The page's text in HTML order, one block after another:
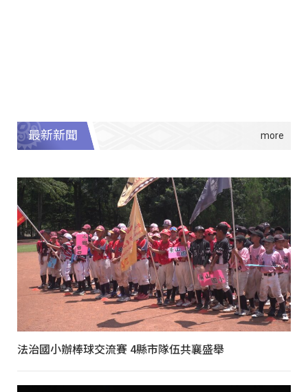
最新新聞
法治國小辦棒球交流賽 4縣市隊伍共襄盛舉